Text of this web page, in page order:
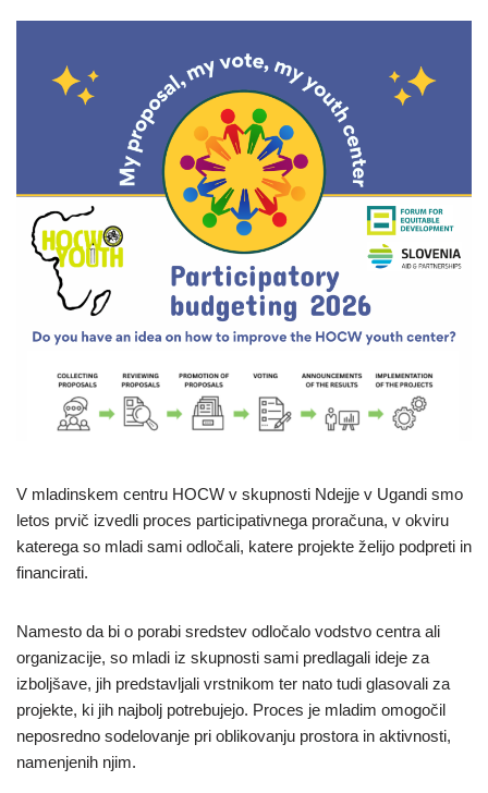
V mladinskem centru HOCW v skupnosti Ndejje v Ugandi smo
letos prvič izvedli proces participativnega proračuna, v okviru
katerega so mladi sami odločali, katere projekte želijo podpreti in
financirati.
Namesto da bi o porabi sredstev odločalo vodstvo centra ali
organizacije, so mladi iz skupnosti sami predlagali ideje za
izboljšave, jih predstavljali vrstnikom ter nato tudi glasovali za
projekte, ki jih najbolj potrebujejo. Proces je mladim omogočil
neposredno sodelovanje pri oblikovanju prostora in aktivnosti,
namenjenih njim.